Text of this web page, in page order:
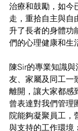
治療和鼓勵，如今
走，重拾自主與自
升了長者的身體功
們的心理健康和生
陳Sir的專業知識
友、家屬及同工一
離開，讓大家都感
曾表達對我們管理
院能夠凝聚員工，
與支持的工作環境